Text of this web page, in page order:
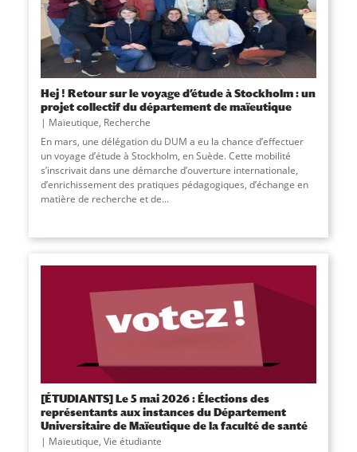
Hej ! Retour sur le voyage d’étude à Stockholm : un
projet collectif du département de maïeutique
Maïeutique, Recherche
En mars, une délégation du DUM a eu la chance d’effectuer
un voyage d’étude à Stockholm, en Suède. Cette mobilité
s’inscrivait dans une démarche d’ouverture internationale,
d’enrichissement des pratiques pédagogiques, d’échange en
matière de recherche et de...
[ÉTUDIANTS] Le 5 mai 2026 : Élections des
représentants aux instances du Département
Universitaire de Maïeutique de la faculté de santé
Maïeutique, Vie étudiante